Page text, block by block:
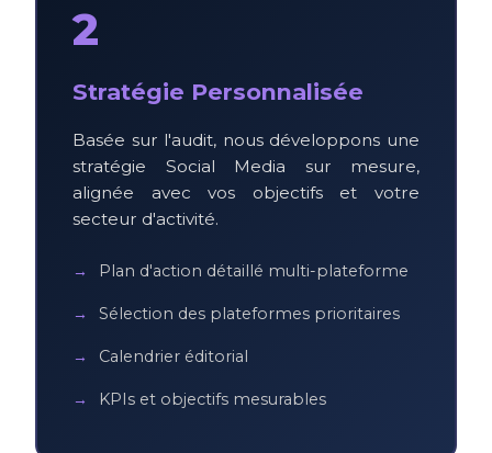
2
Stratégie Personnalisée
Basée sur l'audit, nous développons une
stratégie Social Media sur mesure,
alignée avec vos objectifs et votre
secteur d'activité.
Plan d'action détaillé multi-plateforme
Sélection des plateformes prioritaires
Calendrier éditorial
KPIs et objectifs mesurables